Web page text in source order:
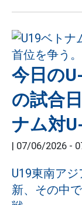
今日の
の試合
ナム対
| 07/06/2026 -
U19東南ア
新、その中